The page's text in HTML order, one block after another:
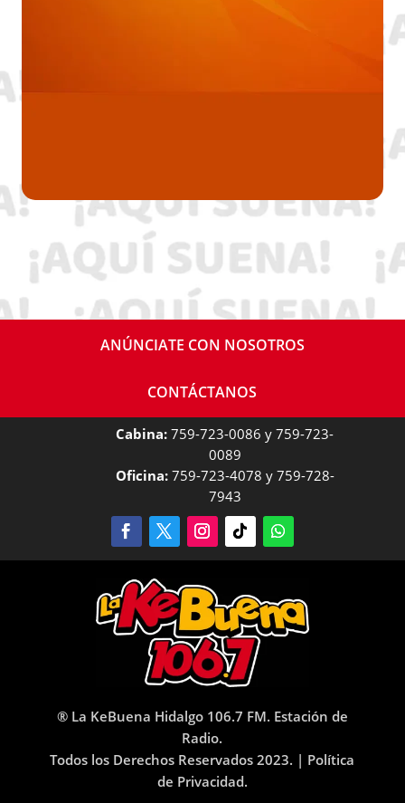
ANÚNCIATE CON NOSOTROS
CONTÁCTANOS
Cabina: 759-723-0086 y 759-723-
0089
Oficina:759-723-4078 y 759-728-
7943
® La KeBuena Hidalgo 106.7 FM. Estación de
Radio.
Todos los Derechos Reservados 2023. | Política
de Privacidad.